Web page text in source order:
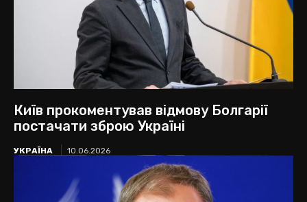
Київ прокоментував відмову Болгарії
постачати зброю Україні
УКРАЇНА 10.06.2026